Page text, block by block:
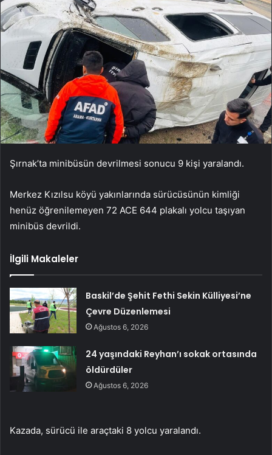
Şırnak’ta minibüsün devrilmesi sonucu 9 kişi yaralandı.
Merkez Kızılsu köyü yakınlarında sürücüsünün kimliği
henüz öğrenilemeyen 72 ACE 644 plakalı yolcu taşıyan
minibüs devrildi.
İlgili Makaleler
Baskil’de Şehit Fethi Sekin Külliyesi’ne
Çevre Düzenlemesi
Ağustos 6, 2026
24 yaşındaki Reyhan’ı sokak ortasında
öldürdüler
Ağustos 6, 2026
Kazada, sürücü ile araçtaki 8 yolcu yaralandı.